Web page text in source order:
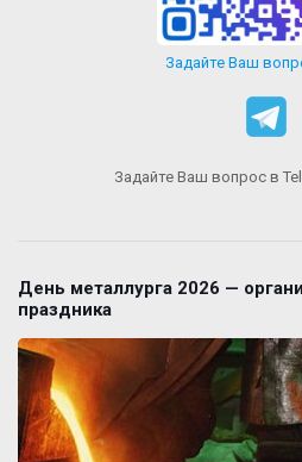
Задайте Ваш
Задайте Ваш вопрос в
День металлурга 2026 —
праздника